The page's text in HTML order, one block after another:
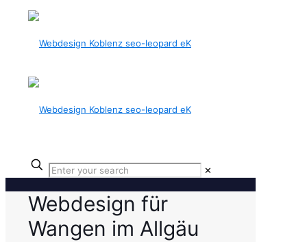
✕
Webdesign für
Wangen im Allgäu